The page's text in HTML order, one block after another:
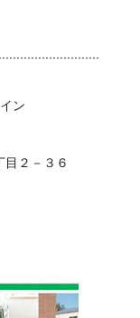
ン
２－３６